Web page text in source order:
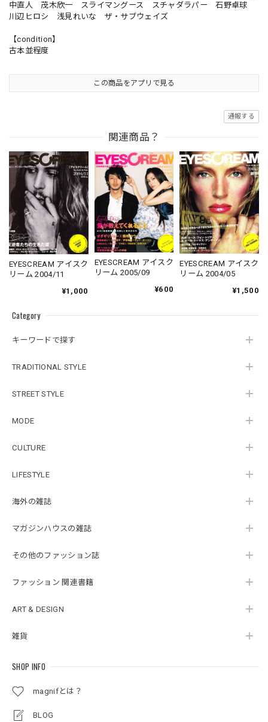
Category
キーワードで探す
TRADITIONAL STYLE
STREET STYLE
MODE
CULTURE
LIFESTYLE
海外の雑誌
マガジンハウスの雑誌
その他のファッション誌
ファッション 関連書籍
ART & DESIGN
雑貨
SHOP INFO
magnifとは？
BLOG
中直人 茂木欣一 スライマングース スチャダラパー 石野卓球
川辺ヒロシ 浅見れいな ザ・サブウェイズ
【condition】
古本並程度
この商品をアプリで見る
通報する
関連商品？
EYESCREAM アイスク
リーム 2004/11
¥1,000
EYESCREAM アイスク
リーム 2005/09
¥600
EYESCREAM アイスク
リーム 2004/05
¥1,500